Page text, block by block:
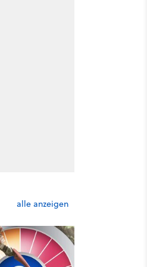
alle anzeigen